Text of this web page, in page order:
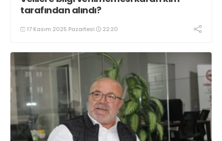
tarafından alındı?
17 Kasım 2025 Pazartesi 22:20